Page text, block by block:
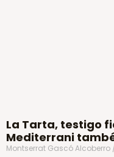
La Tarta, testigo
Mediterrani
Montserrat Gascó Alcoberro